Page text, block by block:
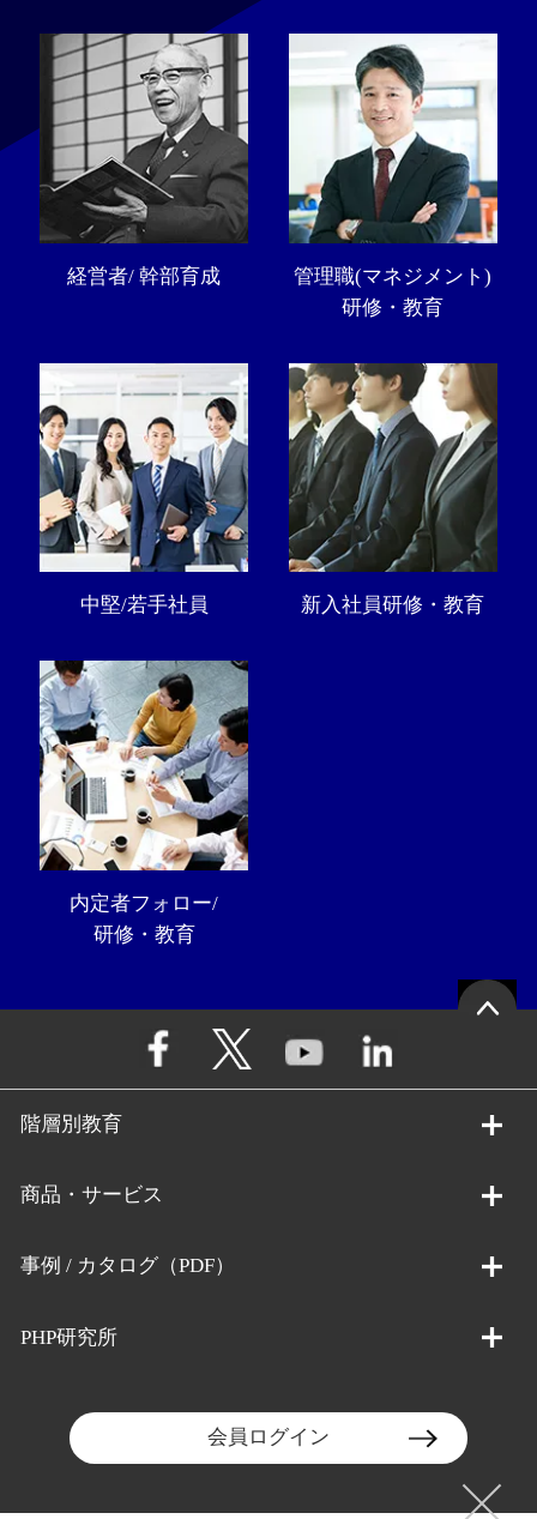
経営者/ 幹部育成
管理職(マネジメント)
研修・教育
中堅/若手社員 新入社員研修・教育
内定者フォロー/
研修・教育
階層別教育
商品・サービス
事例 / カタログ（PDF）
PHP研究所
会員ログイン